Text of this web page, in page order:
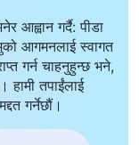
आह्वान गर्दै: पीडा
आगमनलाई स्वागत
गर्न चाहनुहुन्छ भने,
हामी तपाईंलाई
गर्नेछौं।